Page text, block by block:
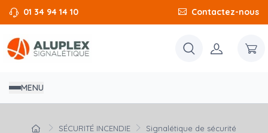
01 34 94 14 10 Contactez-nous
MENU
SÉCURITÉ INCENDIE
Signalétique de sécurité